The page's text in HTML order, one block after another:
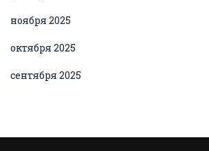
ноября 2025
октября 2025
сентября 2025